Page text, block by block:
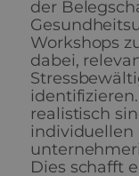
der
Workshops
dabei,
realistisch
individuellen
Dies schafft